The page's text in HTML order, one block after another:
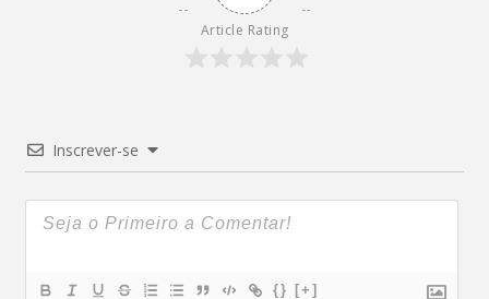
Article Rating
Inscrever-se
{} [+]